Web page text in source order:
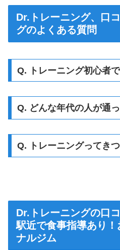
Dr.トレーニング、口
グのよくある質問
Q. トレーニング初心者
Q. どんな年代の人が通
Q. トレーニングってき
Dr.トレーニングの口
駅近で食事指導あり
ナルジム